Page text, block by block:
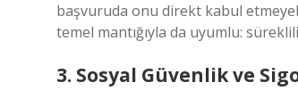
başvuruda onu direkt kabul
temel mantığıyla da uyumlu:
3. Sosyal Güvenlik ve